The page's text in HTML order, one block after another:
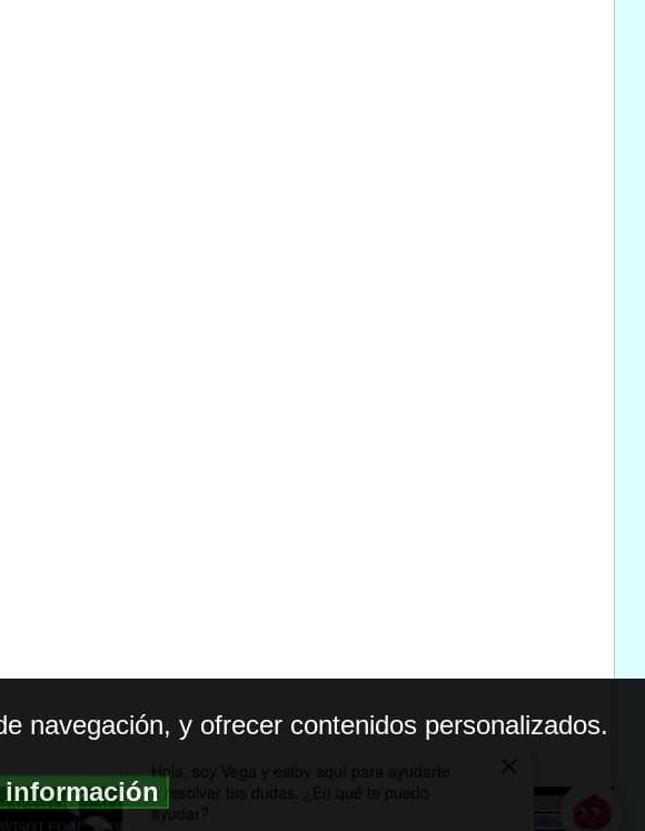
WEB|ACCESIBILIDAD
AVISO LEGAL| POLITICA DE PRIVACIDAD
navegación, y ofrecer contenidos personalizados.